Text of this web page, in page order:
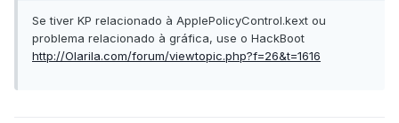
Se tiver KP relacionado à ApplePolicyControl.kext ou
problema relacionado à gráfica, use o HackBoot
http://Olarila.com/forum/viewtopic.php?f=26&t=1616